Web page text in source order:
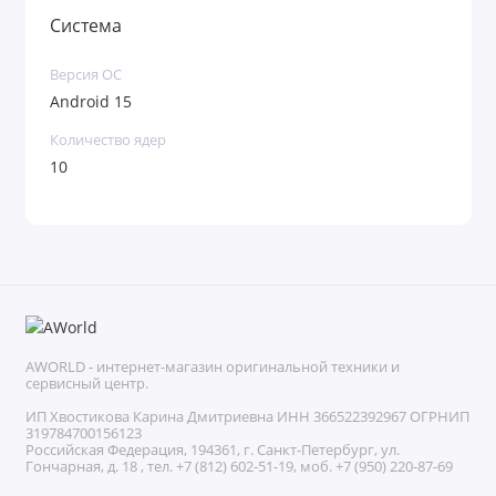
фотографий, тяжелые приложения и 4K-видео, не
прибегая к облачным сервисам.
портрет или отдаленный объект, а качество
оптическим зумом позволяет делать резкие, яркие
и детализированные кадры даже при слабом
освещении благодаря продвинутым алгоритмам
ночной съемки.
Система
Версия ОС
Android 15
Количество ядер
10
AWORLD - интернет-магазин оригинальной техники и
сервисный центр.
ИП Хвостикова Карина Дмитриевна ИНН 366522392967 ОГРНИП
319784700156123
Российская Федерация, 194361, г. Санкт-Петербург, ул.
Гончарная, д. 18 , тел. +7 (812) 602-51-19, моб. +7 (950) 220-87-69